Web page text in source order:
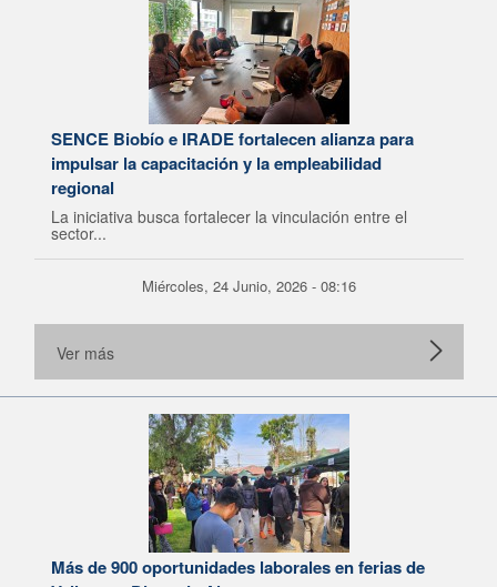
SENCE Biobío e IRADE fortalecen alianza para
impulsar la capacitación y la empleabilidad
regional
La iniciativa busca fortalecer la vinculación entre el
sector...
Miércoles, 24 Junio, 2026 - 08:16
Ver más
Más de 900 oportunidades laborales en ferias de